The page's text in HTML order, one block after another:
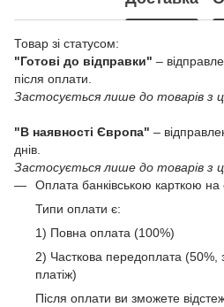
Товар зі статусом:
"Готові до відправки" –
після оплати.
Застосується лише до товарів з
"В наявності Європа" –
днів.
Застосується лише до товарів з
Оплата банківською карткою на
Типи оплати є:
1) Повна оплата (100%)
2) Часткова передоплата
платіж)
Після оплати ви зможете